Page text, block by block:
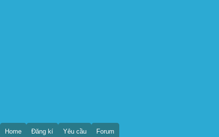
Home Đăng kí Yêu cầu
Forum